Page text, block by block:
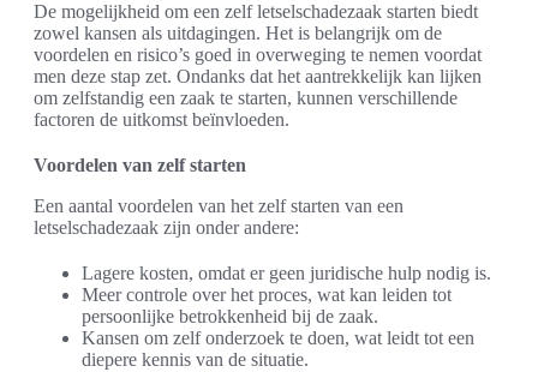
De mogelijkheid om een zelf letselschadezaak starten biedt
zowel kansen als uitdagingen. Het is belangrijk om de
voordelen en risico’s goed in overweging te nemen voordat
men deze stap zet. Ondanks dat het aantrekkelijk kan lijken
om zelfstandig een zaak te starten, kunnen verschillende
factoren de uitkomst beïnvloeden.
Voordelen van zelf starten
Een aantal voordelen van het zelf starten van een
letselschadezaak zijn onder andere:
Lagere kosten, omdat er geen juridische hulp nodig is.
Meer controle over het proces, wat kan leiden tot
persoonlijke betrokkenheid bij de zaak.
Kansen om zelf onderzoek te doen, wat leidt tot een
diepere kennis van de situatie.